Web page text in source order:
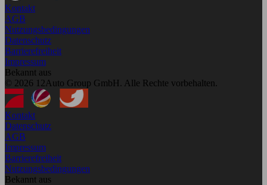
Kontakt
AGB
Nutzungsbedingungen
Datenschutz
Barrierefreiheit
Impressum
Bekannt aus
© 2026 12Auto Group GmbH. Alle Rechte vorbehalten.
Kontakt
Datenschutz
AGB
Impressum
Barrierefreiheit
Nutzungsbedingungen
Bekannt aus